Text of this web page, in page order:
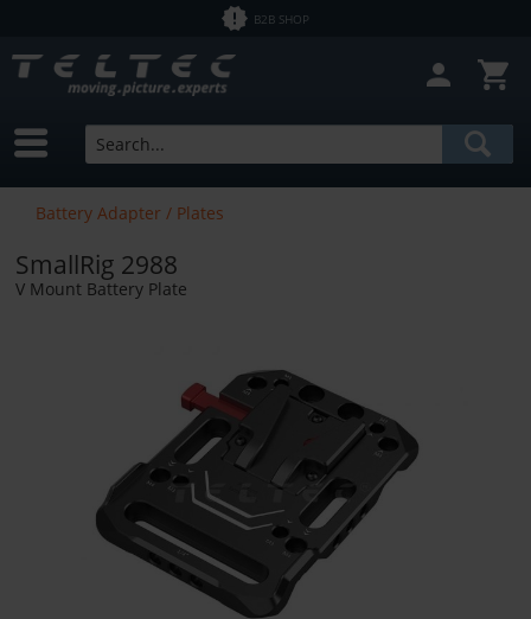
B2B SHOP
Battery Adapter / Plates
SmallRig 2988
V Mount Battery Plate